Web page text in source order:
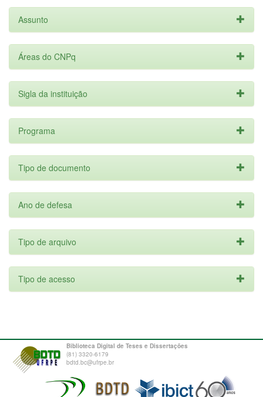
Assunto
Áreas do CNPq
Sigla da instituição
Programa
Tipo de documento
Ano de defesa
Tipo de arquivo
Tipo de acesso
Biblioteca Digital de Teses e Dissertações
(81) 3320-6179
bdtd.bc@ufrpe.br